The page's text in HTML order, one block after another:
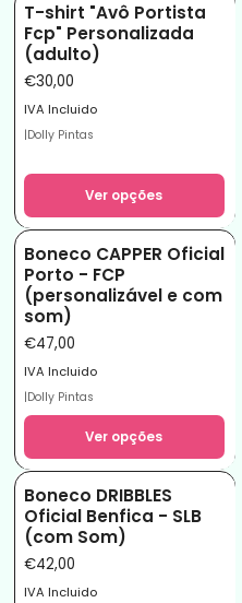
T-shirt "Avô Portista
Fcp" Personalizada
(adulto)
€30,00
IVA Incluido
|Dolly Pintas
Ver opções
Boneco CAPPER Oficial
Porto - FCP
(personalizável e com
som)
€47,00
IVA Incluido
|Dolly Pintas
Ver opções
Boneco DRIBBLES
Oficial Benfica - SLB
(com Som)
€42,00
IVA Incluido